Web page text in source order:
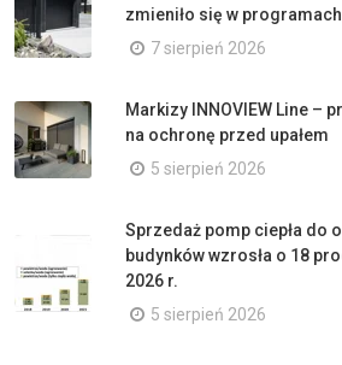
zmieniło się w
7 sierpień 2026
Markizy INNOVIEW Line –
na ochronę przed upałem
5 sierpień 2026
Sprzedaż pomp ciepła do
budynków wzrosła o 18
2026 r.
5 sierpień 2026